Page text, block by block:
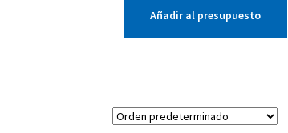
Añadir al presupuesto